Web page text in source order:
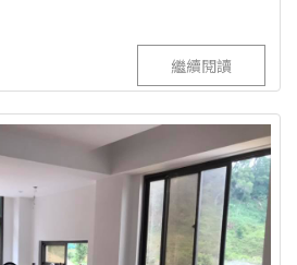
繼續閱讀